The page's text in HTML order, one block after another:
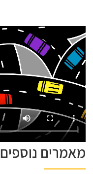
מאמרים נוספים